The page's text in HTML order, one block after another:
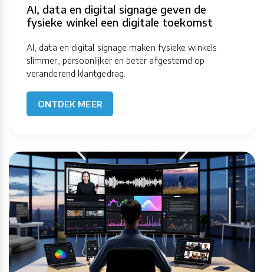
AI, data en digital signage geven de
fysieke winkel een digitale toekomst
AI, data en digital signage maken fysieke winkels
slimmer, persoonlijker en beter afgestemd op
veranderend klantgedrag.
ONTDEK MEER